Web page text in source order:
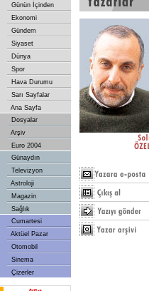
Günün İçinden
Ekonomi
Gündem
Siyaset
Dünya
Spor
Hava Durumu
Sarı Sayfalar
Ana Sayfa
Dosyalar
Arşiv
Euro 2004
Günaydın
Televizyon
Astroloji
Magazin
Sağlık
Cumartesi
Aktüel Pazar
Otomobil
Sinema
Çizerler